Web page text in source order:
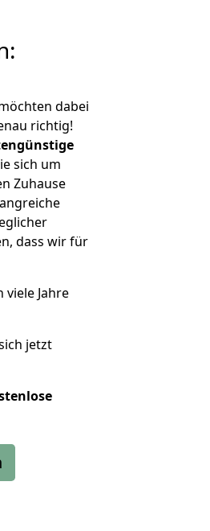
dabei
richtig!
sich um
Zuhause
dass wir für
Jahre
jetzt